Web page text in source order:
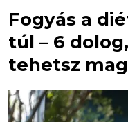
Fogyás a
túl – 6
tehetsz